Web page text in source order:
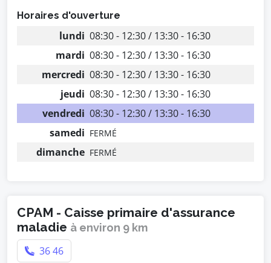
Horaires d'ouverture
lundi 08:30 - 12:30 / 13:30 - 16:30
mardi 08:30 - 12:30 / 13:30 - 16:30
mercredi 08:30 - 12:30 / 13:30 - 16:30
jeudi 08:30 - 12:30 / 13:30 - 16:30
vendredi 08:30 - 12:30 / 13:30 - 16:30
samedi FERMÉ
dimanche FERMÉ
CPAM - Caisse primaire d'assurance
maladie à environ 9 km
36 46